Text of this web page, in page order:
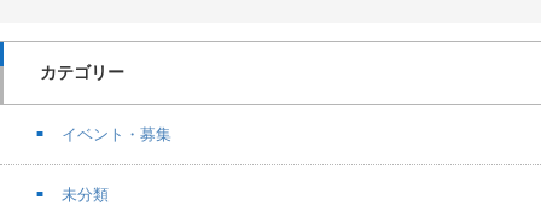
カテゴリー
イベント・募集
未分類